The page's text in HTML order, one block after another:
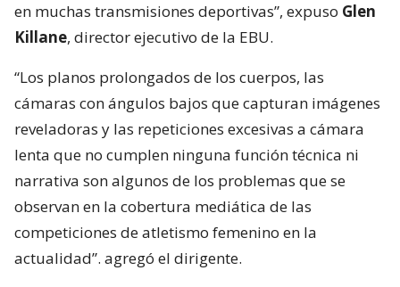
en muchas transmisiones deportivas”, expuso Glen
Killane, director ejecutivo de la EBU.
“Los planos prolongados de los cuerpos, las
cámaras con ángulos bajos que capturan imágenes
reveladoras y las repeticiones excesivas a cámara
lenta que no cumplen ninguna función técnica ni
narrativa son algunos de los problemas que se
observan en la cobertura mediática de las
competiciones de atletismo femenino en la
actualidad”. agregó el dirigente.